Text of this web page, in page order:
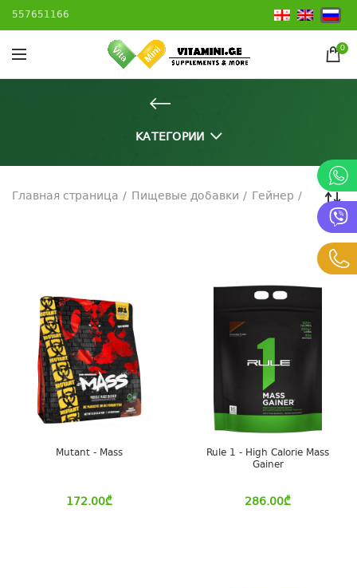
557651166
0
КАТЕГОРИИ
Главная страница Пищевые добавки Гейнер
Mutant - Mass
172.00₾
Rule 1 - High Calorie Mass
Gainer
286.00₾